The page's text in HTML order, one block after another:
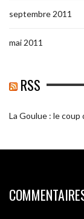
septembre 2011
mai 2011
RSS
La Goulue : le